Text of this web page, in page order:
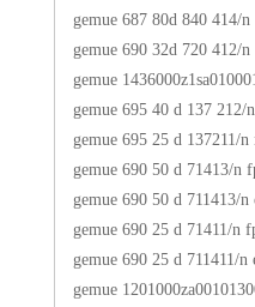
gemue 687 80d 840 414/n
gemue 690 32d 720 412/n
gemue
gemue 695 40 d 137 212/
gemue 695 25 d 137211/n
gemue 690 50 d 71413/n
gemue 690 50 d 711413/n
gemue 690 25 d 71411/n
gemue 690 25 d 711411/n
gemue